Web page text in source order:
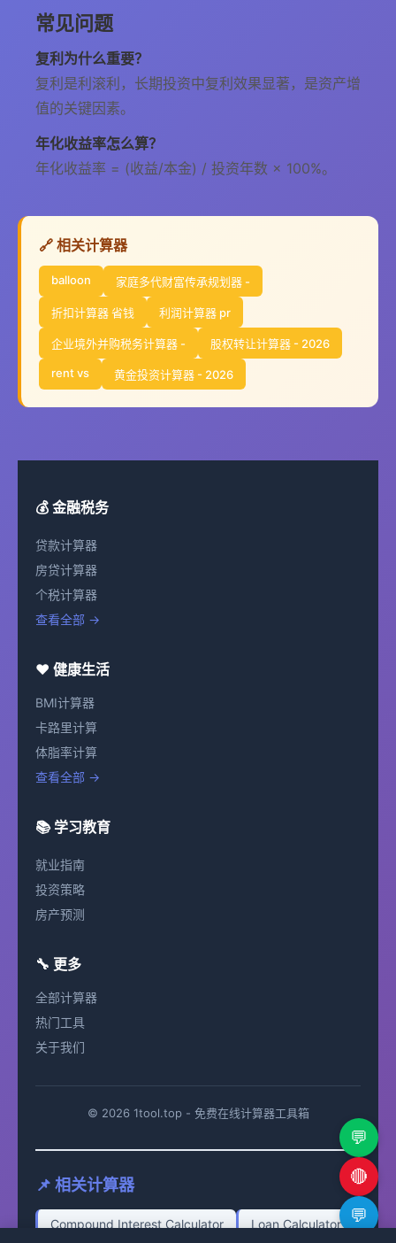
常见问题
复利为什么重要？
复利是利滚利，长期投资中复利效果显著，是资产增
值的关键因素。
年化收益率怎么算？
年化收益率 = (收益/本金) / 投资年数 × 100%。
💬
🔴
💬
🔗 相关计算器
balloon 家庭多代财富传承规划器 -
折扣计算器 省钱 利润计算器 pr
企业境外并购税务计算器 - 股权转让计算器 - 2026
rent vs 黄金投资计算器 - 2026
💰 金融税务
贷款计算器
房贷计算器
个税计算器
查看全部 →
❤️ 健康生活
BMI计算器
卡路里计算
体脂率计算
查看全部 →
📚 学习教育
就业指南
投资策略
房产预测
🔧 更多
全部计算器
热门工具
关于我们
© 2026 1tool.top - 免费在线计算器工具箱
📌 相关计算器
Compound Interest Calculator Loan Calculator